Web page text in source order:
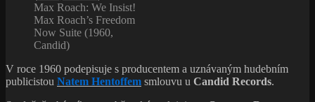
Max Roach: We Insist!
Max Roach’s Freedom
Now Suite (1960,
Candid)
V roce 1960 podepisuje s producentem a uznávaným hudebním
publicistou Natem Hentoffem smlouvu u Candid Records.